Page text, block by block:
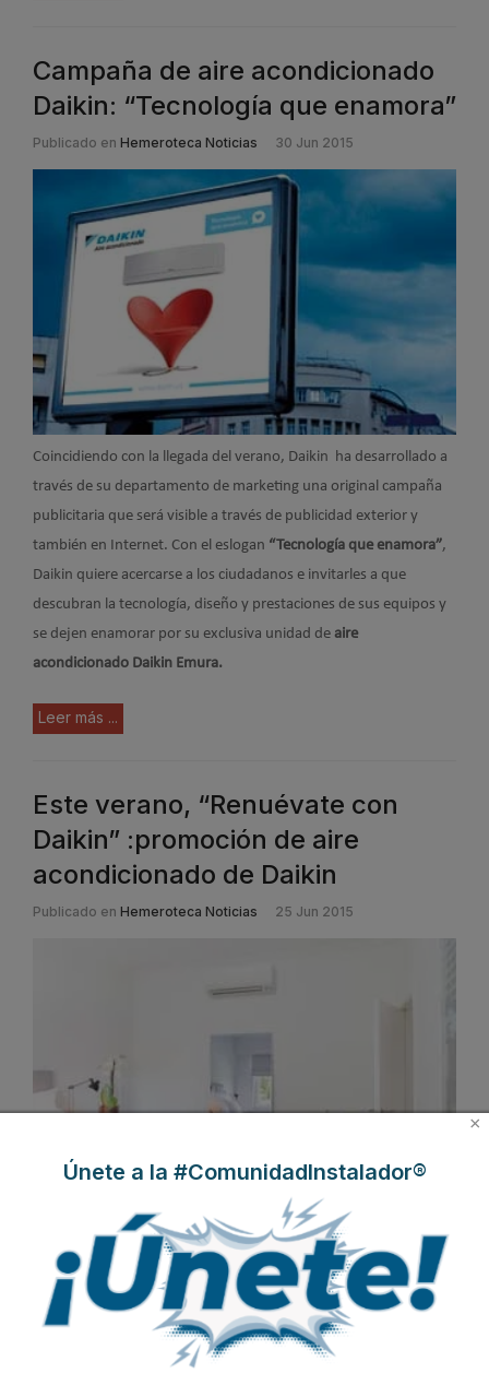
Campaña de aire acondicionado
Daikin: “Tecnología que enamora”
Publicado en Hemeroteca Noticias 30 Jun 2015
Coincidiendo con la llegada del verano, Daikin ha desarrollado a
través de su departamento de marketing una original campaña
publicitaria que será visible a través de publicidad exterior y
también en Internet. Con el eslogan “Tecnología que enamora”,
Daikin quiere acercarse a los ciudadanos e invitarles a que
descubran la tecnología, diseño y prestaciones de sus equipos y
se dejen enamorar por su exclusiva unidad de aire
acondicionado Daikin Emura.
Leer más ...
Este verano, “Renuévate con
Daikin” :promoción de aire
acondicionado de Daikin
Publicado en Hemeroteca Noticias 25 Jun 2015
pone en marcha su nueva promoción“Renuévate con
Daikin”
para poder disfrutar este verano de un ambiente
confortable en el hogar, adquiriendo un sistema de climatización
eficiente y de última tecnología.Esta campañaofrece un
reembolso de 60€ si decides cambiar de “aires”del 1 de julio al
31 de agosto de 2015 al comprar un equipo Daikin modelo RX-K
×
Únete a la #ComunidadInstalador®